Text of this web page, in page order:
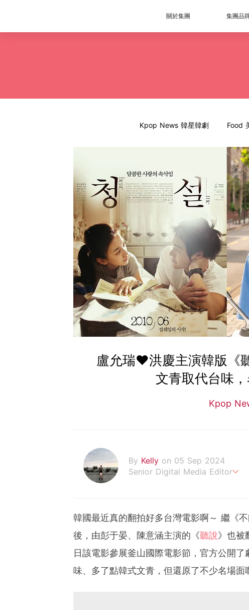
關於集團 集團品
Kpop News 韓星韓劇 Food
盧允瑞♥洪慶主演韓版《
文青取代台味
Kpop
By Kelly on 05 Sep 2024
Senior Digital Media Editor
韓國最近真的翻拍好多台灣電影啊～ 繼《
後，由彭于晏、陳意涵主演的《聽說》也被
日該電影參展釜山國際電影節，官方公開
味、多了點韓式文青，但還原了不少名場面